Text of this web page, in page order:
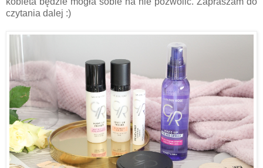
czytania dalej :)